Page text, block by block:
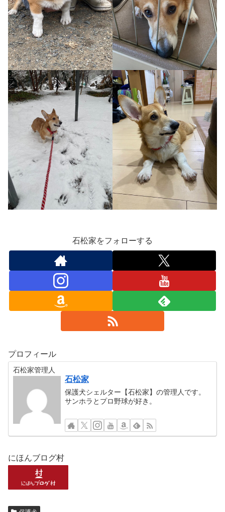
石松家をフォローする
プロフィール
石松家管理人
石松家
保護犬シェルター【石松家】の管理人です。
サンホラとプロ野球が好き。
にほんブログ村